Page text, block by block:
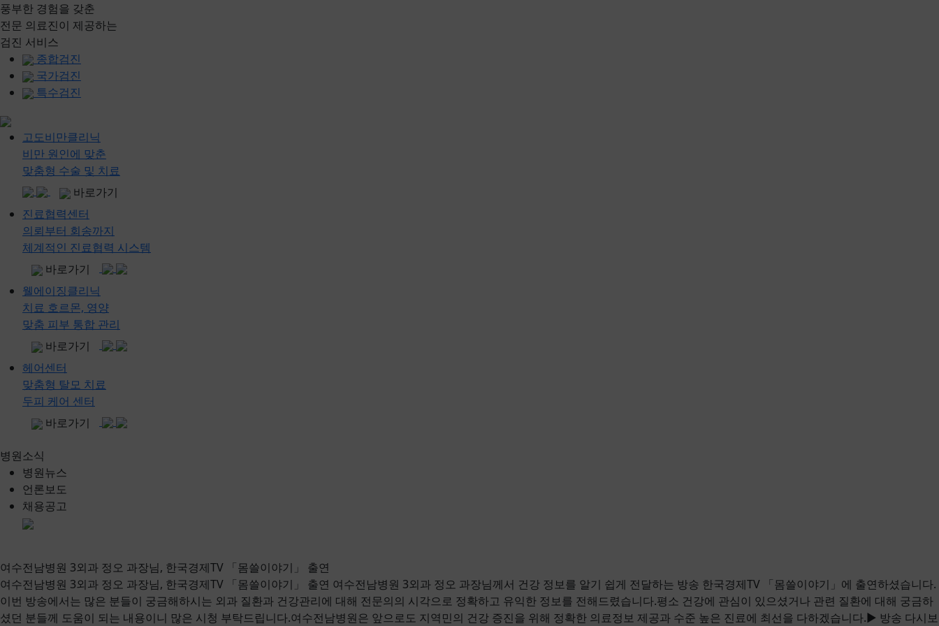
풍부한 경험을 갖춘
전문 의료진이 제공하는
검진 서비스
종합검진
국가검진
특수검진
고도비만클리닉
비만 원인에 맞춘
맞춤형 수술 및 치료
바로가기
진료협력센터
의뢰부터 회송까지
체계적인 진료협력 시스템
바로가기
웰에이징클리닉
치료 호르몬, 영양
맞춤 피부 통합 관리
바로가기
헤어센터
맞춤형 탈모 치료
두피 케어 센터
바로가기
병원소식
병원뉴스
언론보도
채용공고
여수전남병원 3외과 정오 과장님, 한국경제TV 「몸쓸이야기」 출연
여수전남병원 3외과 정오 과장님, 한국경제TV 「몸쓸이야기」 출연 여수전남병원 3외과 정오 과장님께서 건강 정보를 알기 쉽게 전달하는 방송 한국경제TV 「몸쓸이야기」에 출연하셨습니다.
이번 방송에서는 많은 분들이 궁금해하시는 외과 질환과 건강관리에 대해 전문의의 시각으로 정확하고 유익한 정보를 전해드렸습니다.평소 건강에 관심이 있으셨거나 관련 질환에 대해 궁금하
셨던 분들께 도움이 되는 내용이니 많은 시청 부탁드립니다.여수전남병원은 앞으로도 지역민의 건강 증진을 위해 정확한 의료정보 제공과 수준 높은 진료에 최선을 다하겠습니다.▶ 방송 다시보